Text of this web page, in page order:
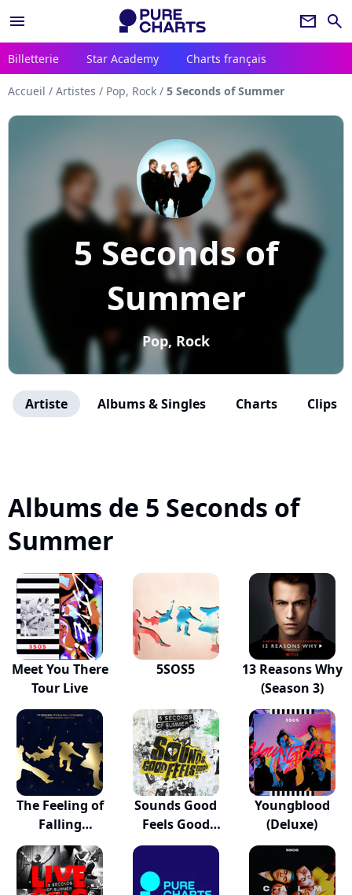
menu newsletter search
Billetterie Star Academy Charts français
Accueil / Artistes / Pop, Rock / 5 Seconds of Summer
5 Seconds of
Summer
Pop, Rock
Artiste Albums & Singles Charts Clips
Albums de 5 Seconds of
Summer
Meet You There
Tour Live
5SOS5
13 Reasons Why
(Season 3)
The Feeling of
Falling
Upward...
Sounds Good
Feels Good
(Deluxe)
Youngblood
(Deluxe)